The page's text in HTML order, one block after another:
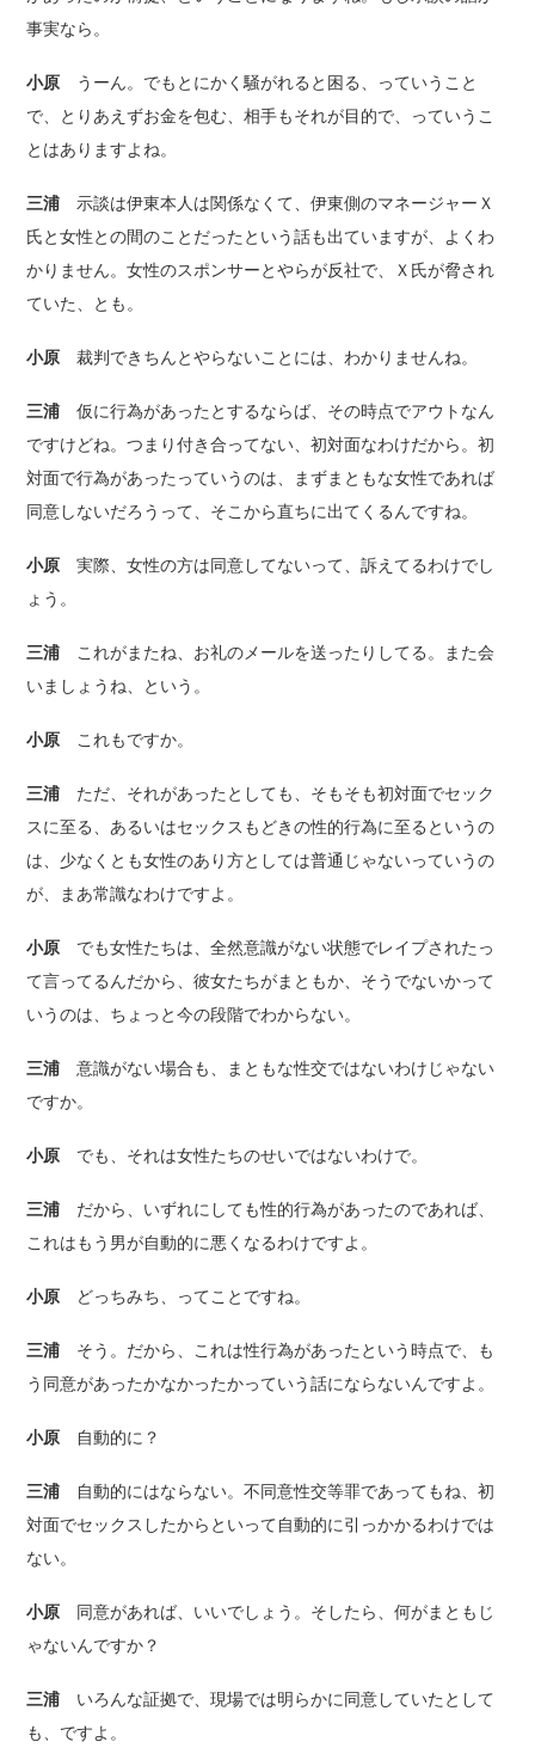
事実なら。
小原 うーん。でもとにかく騒がれると困る、っていうこと
で、とりあえずお金を包む、相手もそれが目的で、っていうこ
とはありますよね。
三浦 示談は伊東本人は関係なくて、伊東側のマネージャーＸ
氏と女性との間のことだったという話も出ていますが、よくわ
かりません。女性のスポンサーとやらが反社で、Ｘ氏が脅され
ていた、とも。
小原 裁判できちんとやらないことには、わかりませんね。
三浦 仮に行為があったとするならば、その時点でアウトなん
ですけどね。つまり付き合ってない、初対面なわけだから。初
対面で行為があったっていうのは、まずまともな女性であれば
同意しないだろうって、そこから直ちに出てくるんですね。
小原 実際、女性の方は同意してないって、訴えてるわけでし
ょう。
三浦 これがまたね、お礼のメールを送ったりしてる。また会
いましょうね、という。
小原 これもですか。
三浦 ただ、それがあったとしても、そもそも初対面でセック
スに至る、あるいはセックスもどきの性的行為に至るというの
は、少なくとも女性のあり方としては普通じゃないっていうの
が、まあ常識なわけですよ。
小原 でも女性たちは、全然意識がない状態でレイプされたっ
て言ってるんだから、彼女たちがまともか、そうでないかって
いうのは、ちょっと今の段階でわからない。
三浦 意識がない場合も、まともな性交ではないわけじゃない
ですか。
小原 でも、それは女性たちのせいではないわけで。
三浦 だから、いずれにしても性的行為があったのであれば、
これはもう男が自動的に悪くなるわけですよ。
小原 どっちみち、ってことですね。
三浦 そう。だから、これは性行為があったという時点で、も
う同意があったかなかったかっていう話にならないんですよ。
小原 自動的に？
三浦 自動的にはならない。不同意性交等罪であってもね、初
対面でセックスしたからといって自動的に引っかかるわけでは
ない。
小原 同意があれば、いいでしょう。そしたら、何がまともじ
ゃないんですか？
三浦 いろんな証拠で、現場では明らかに同意していたとして
も、ですよ。